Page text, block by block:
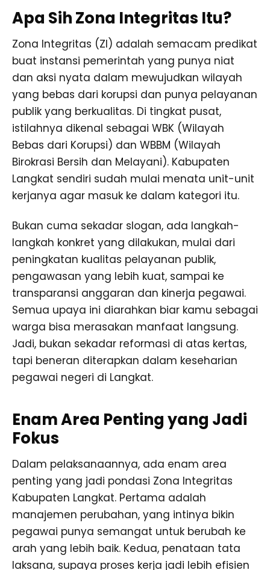
Apa Sih Zona Integritas Itu?
Zona Integritas (ZI) adalah semacam predikat
buat instansi pemerintah yang punya niat
dan aksi nyata dalam mewujudkan wilayah
yang bebas dari korupsi dan punya pelayanan
publik yang berkualitas. Di tingkat pusat,
istilahnya dikenal sebagai WBK (Wilayah
Bebas dari Korupsi) dan WBBM (Wilayah
Birokrasi Bersih dan Melayani). Kabupaten
Langkat sendiri sudah mulai menata unit-unit
kerjanya agar masuk ke dalam kategori itu.
Bukan cuma sekadar slogan, ada langkah-
langkah konkret yang dilakukan, mulai dari
peningkatan kualitas pelayanan publik,
pengawasan yang lebih kuat, sampai ke
transparansi anggaran dan kinerja pegawai.
Semua upaya ini diarahkan biar kamu sebagai
warga bisa merasakan manfaat langsung.
Jadi, bukan sekadar reformasi di atas kertas,
tapi beneran diterapkan dalam keseharian
pegawai negeri di Langkat.
Enam Area Penting yang Jadi
Fokus
Dalam pelaksanaannya, ada enam area
penting yang jadi pondasi Zona Integritas
Kabupaten Langkat. Pertama adalah
manajemen perubahan, yang intinya bikin
pegawai punya semangat untuk berubah ke
arah yang lebih baik. Kedua, penataan tata
laksana, supaya proses kerja jadi lebih efisien